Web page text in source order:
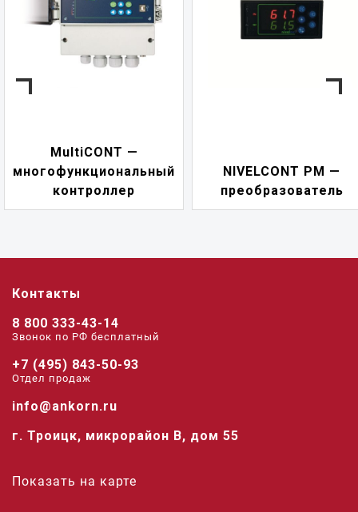
NIVELCONT PM —
преобразователь
Контакты
8 800 333-43-14
Звонок по РФ беcплатный
+7 (495) 843-50-93
Отдел продаж
info@ankorn.ru
г. Троицк, микрорайон В, дом 55
Показать на карте